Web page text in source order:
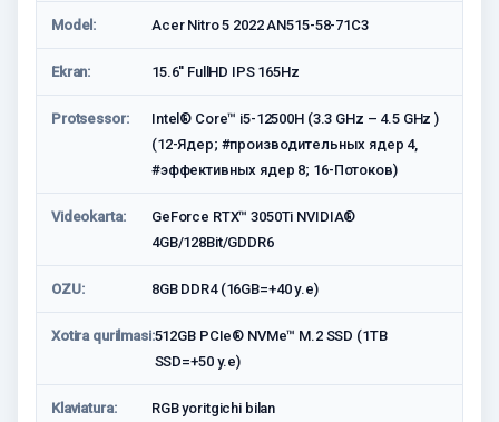
Model: Acer Nitro 5 2022 AN515-58-71C3
Ekran: 15.6'' FullHD IPS 165Hz
Protsessor:
Intel® Core™ i5-12500H (3.3 GHz – 4.5 GHz )
(12-Ядeр; #производительных ядер 4,
#эффективных ядер 8; 16-Потоков)
Videokarta:
GeForce RTX™ 3050Ti NVIDIA®
4GB/128Bit/GDDR6
OZU: 8GB DDR4 (16GB=+40 у.е)
Xotira qurilmasi:512GB PCIe® NVMe™ M.2 SSD (1TB
SSD=+50 у.е)
Klaviatura: RGB yoritgichi bilan